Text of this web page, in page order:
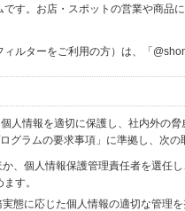
す。お店・スポットの営業や商品
ルターをご利用の方）は、「
人情報を適切に保護し、社内外の
ラムの要求事項」に準拠し、次の
、個人情報保護管理責任者を選任
す。
態に応じた個人情報の適切な管理を